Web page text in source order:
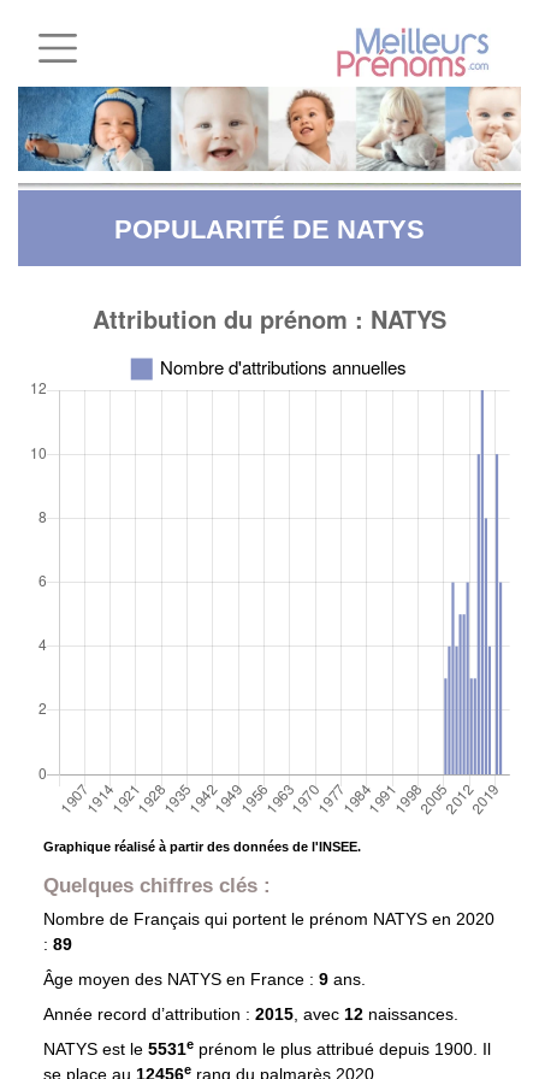
POPULARITÉ DE NATYS
Graphique réalisé à partir des données de l'INSEE.
Quelques chiffres clés :
Nombre de Français qui portent le prénom NATYS en 2020
: 89
Âge moyen des NATYSen France : 9 ans.
Année record d’attribution : 2015, avec 12 naissances.
NATYS est le 5531eprénom le plus attribué depuis 1900. Il
se place au 12456e rang du palmarès 2020.